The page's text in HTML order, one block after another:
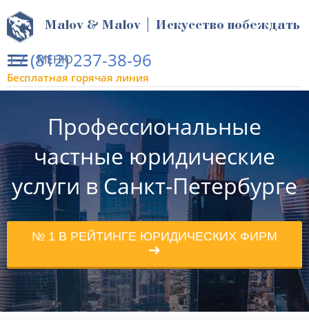
МЕНЮ
Malov & Malov | Искусство побеждать
+7 (812) 237-38-96
Бесплатная горячая линия
Профессиональные
частные юридические
услуги в Санкт-Петербурге
№ 1 В РЕЙТИНГЕ ЮРИДИЧЕСКИХ ФИРМ